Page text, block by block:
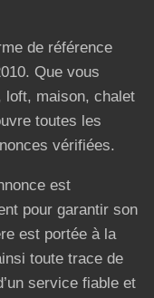
de référence
Que vous
loft, maison, chalet
toutes les
vérifiées.
est
pour garantir son
est portée à la
toute trace de
service fiable et